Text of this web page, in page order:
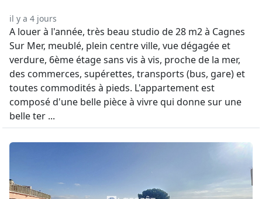
il y a 4 jours
A louer à l'année, très beau studio de 28 m2 à Cagnes
Sur Mer, meublé, plein centre ville, vue dégagée et
verdure, 6ème étage sans vis à vis, proche de la mer,
des commerces, supérettes, transports (bus, gare) et
toutes commodités à pieds. L'appartement est
composé d'une belle pièce à vivre qui donne sur une
belle ter ...